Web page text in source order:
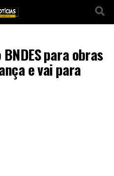
para obras
e vai para